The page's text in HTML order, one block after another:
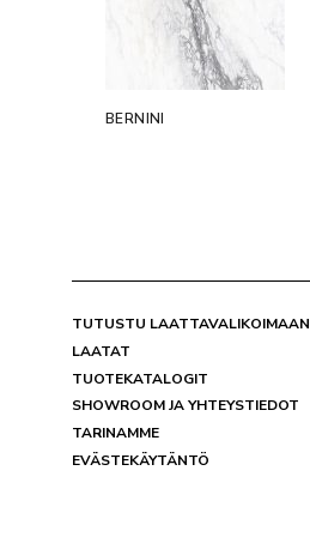
BERNINI
TUTUSTU LAATTAVALIKOIMAAN
LAATAT
TUOTEKATALOGIT
SHOWROOM JA YHTEYSTIEDOT
TARINAMME
EVÄSTEKÄYTÄNTÖ